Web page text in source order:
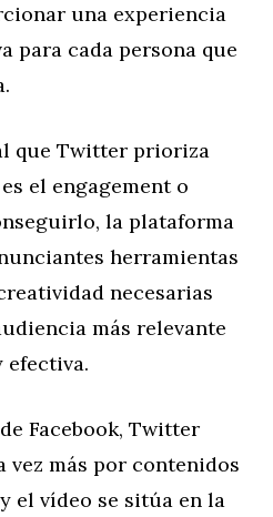
una experiencia
para cada persona que
que Twitter prioriza
el engagement o
la plataforma
herramientas
necesarias
más relevante
efectiva.
Facebook, Twitter
vez más por contenidos
el vídeo se sitúa en la